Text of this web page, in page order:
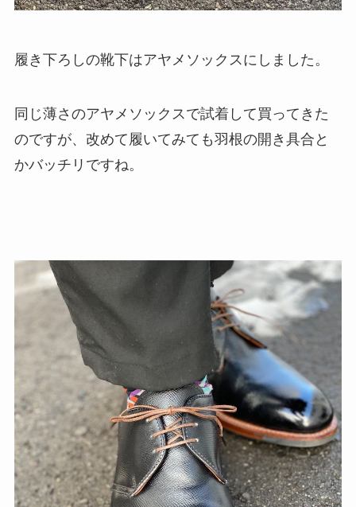
履き下ろしの靴下はアヤメソックスにしました。
同じ薄さのアヤメソックスで試着して買ってきた
のですが、改めて履いてみても羽根の開き具合と
かバッチリですね。